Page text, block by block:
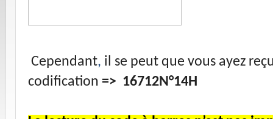
Cependant, il se peut que vous ayez
codification => 16712N°14H